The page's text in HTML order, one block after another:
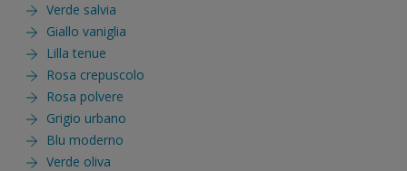
Verde salvia
Giallo vaniglia
Lilla tenue
Rosa crepuscolo
Rosa polvere
Grigio urbano
Blu moderno
Verde oliva